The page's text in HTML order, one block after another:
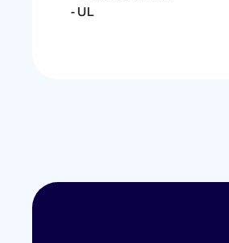
- UL